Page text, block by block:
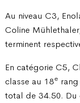
Au niveau C3,
Coline
terminent
En catégorie C5,
classe au 18e
total de 34.50. Du